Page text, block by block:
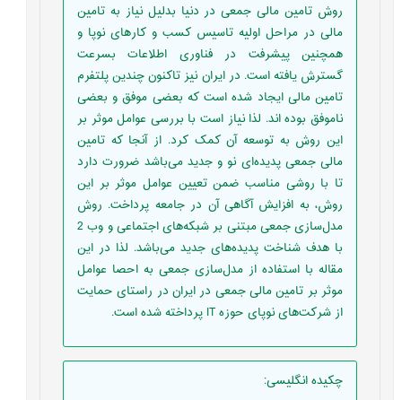
روش تامین مالی جمعی در دنیا بدلیل نیاز به تامین
مالی در مراحل اولیه تاسیس کسب و کارهای نوپا و
همچنین پیشرفت در فناوری اطلاعات بسرعت
گسترش یافته است. در ایران نیز تاکنون چندین پلتفرم
تامین مالی ایجاد شده است که بعضی موفق و بعضی
ناموفق بوده اند. لذا نیاز است با بررسی عوامل موثر بر
این روش به توسعه آن کمک کرد. از آنجا که تامین
مالی جمعی پدیده‌ای نو و جدید می‌باشد ضرورت دارد
تا با روشی مناسب ضمن تعیین عوامل موثر بر این
روش، به افزایش آگاهی آن در جامعه پرداخت. روش
مدل‌سازی جمعی مبتنی بر شبکه‌های اجتماعی و وب 2
با هدف شناخت پدیده‌های جدید می‌باشد. لذا در این
مقاله با استفاده از مدل‌سازی جمعی به احصا عوامل
موثر بر تامین مالی جمعی در ایران در راستای حمایت
از شرکت‌های نوپا‌ی حوزه IT پرداخته شده است.
چکیده انگلیسی: